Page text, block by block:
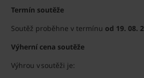
Termín soutěže
Soutěž proběhne v termínu od 19. 08.
Výherní cena soutěže
Výhrou v soutěži je: